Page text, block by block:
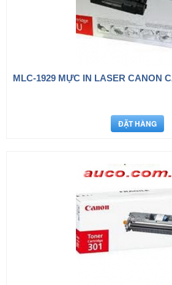
MLC-1929 MỰC IN LASER CANON